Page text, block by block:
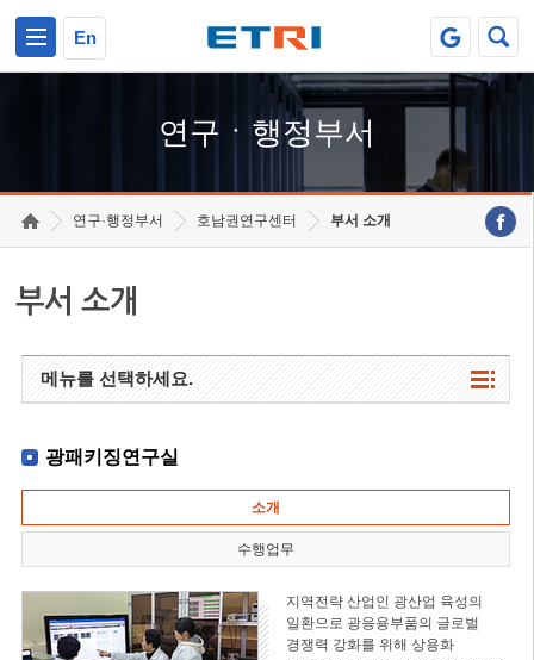
En
연구ㆍ행정부서
연구·행정부서 호남권연구센터 부서 소개
부서 소개
메뉴를 선택하세요.
광패키징연구실
소개
수행업무
지역전략 산업인 광산업 육성의
일환으로 광응용부품의 글로벌
경쟁력 강화를 위해 상용화